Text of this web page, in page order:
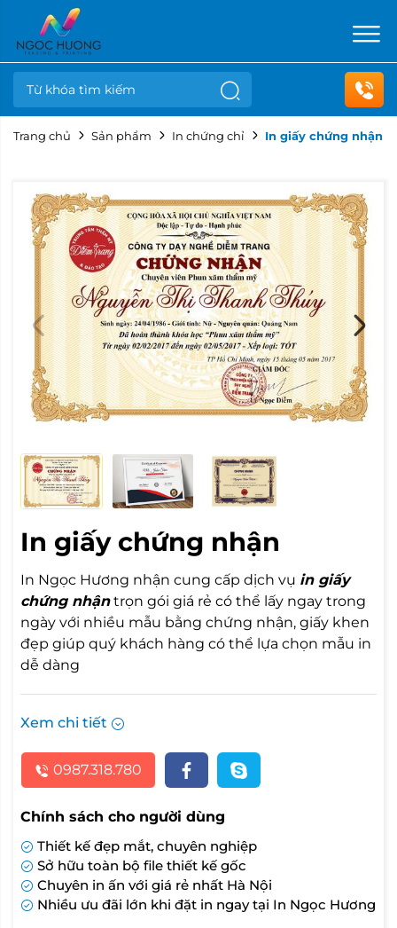
Trang chủ Sản phẩm In chứng chỉ In giấy chứng nhận
In giấy chứng nhận
In Ngọc Hương nhận cung cấp dịch vụ in giấy
chứng nhậntrọn gói giá rẻ có thể lấy ngay trong
ngày với nhiều mẫu bằng chứng nhận, giấy khen
đẹp giúp quý khách hàng có thể lựa chọn mẫu in
dễ dàng
Xem chi tiết
0987.318.780
Chính sách cho người dùng
Thiết kế đẹp mắt, chuyên nghiệp
Sở hữu toàn bộ file thiết kế gốc
Chuyên in ấn với giá rẻ nhất Hà Nội
Nhiều ưu đãi lớn khi đặt in ngay tại In Ngọc Hương